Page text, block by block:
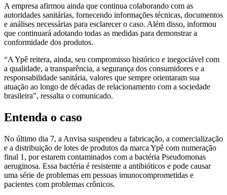
A empresa afirmou ainda que continua colaborando com as
autoridades sanitárias, fornecendo informações técnicas, documentos
e análises necessárias para esclarecer o caso. Além disso, informou
que continuará adotando todas as medidas para demonstrar a
conformidade dos produtos.
“A Ypê reitera, ainda, seu compromisso histórico e inegociável com
a qualidade, a transparência, a segurança dos consumidores e a
responsabilidade sanitária, valores que sempre orientaram sua
atuação ao longo de décadas de relacionamento com a sociedade
brasileira”, ressalta o comunicado.
Entenda o caso
No último dia 7, a Anvisa suspendeu a fabricação, a comercialização
e a distribuição de lotes de produtos da marca Ypê com numeração
final 1, por estarem contaminados com a bactéria Pseudomonas
aeruginosa. Essa bactéria é resistente a antibióticos e pode causar
uma série de problemas em pessoas imunocomprometidas e
pacientes com problemas crônicos.